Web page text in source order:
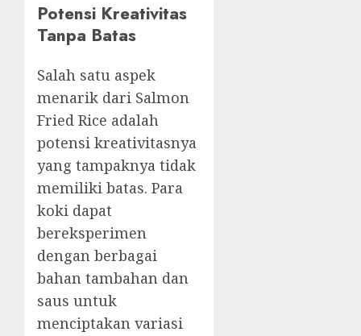
Potensi Kreativitas
Tanpa Batas
Salah satu aspek
menarik dari Salmon
Fried Rice adalah
potensi kreativitasnya
yang tampaknya tidak
memiliki batas. Para
koki dapat
bereksperimen
dengan berbagai
bahan tambahan dan
saus untuk
menciptakan variasi